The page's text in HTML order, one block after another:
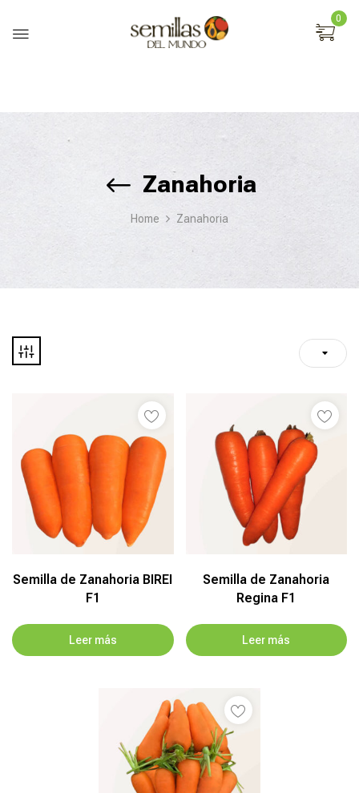
0
Zanahoria
Home Zanahoria
Semilla de Zanahoria BIREI
F1
Leer más
Semilla de Zanahoria
Regina F1
Leer más